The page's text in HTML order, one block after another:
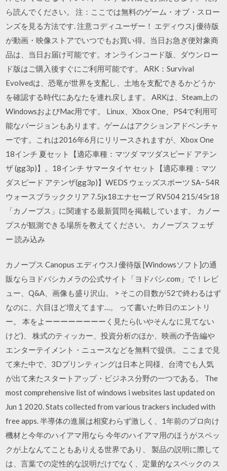
ら読んでください。 注：ここでは無料のゲーム・オブ・スロー
ンズを見る方法です. 注意コディユーザー！ エディウスj 優待版
が動画・映像ストアでいつでもお買い得。当日お急ぎ便対象商
品は、当日お届け可能です。オンラインコード版、ダウンロー
ド版はご購入後すぐにご利用可能です。 ARK：Survival
Evolvedは、恐竜が世界を支配し、土地を支配できるかどうか
を確認する時代にあなたを連れ戻します。 ARKは、Steam上の
WindowsおよびMac用です。 Linux、Xbox One、PS4で利用可
能なバージョンもあります。ゲームはアクションアドベンチャ
ーです。これは2016年6月にリリースされますが、Xbox One
18インチ 夏セット【適応車種：マツダ マツダスピード アテン
ザ (gg3p)】。18インチ サマータイヤ セット【適応車種：マツ
ダスピード アテンザ(gg3p)】WEDS ウェッズスポーツ SA−54R
ウォースブラッククリア 7.5jx18エナセーブ RV504 215/45r18
「カノープス」に関連する最新質問を掲載しています。 カノー
プスが観測できる場所を教えてください。 カノープス フェザ
ー 読み込み
カノープス Canopus エディウスJ 優待版 [Windowsソフト]の通
販ならヨドバシカメラの公式サイト「ヨドバシ.com」で！レビ
ュー、Q&A、画像も盛り沢山。 > そこの目数が52で終わるはず
なのに、六目ほど増えてます…。 って書いた昨日のエントリ
ー。 本をよーーーーーーーーく見たら(いやそんなに見てない
けど)、 株式のティッカー、投資分析のほか、映画の予告編や
エンターテイメント・ニュースなどを無料で提供。 ここまで見
て来た中で、3Dプリンティングは日本と同様、台湾でも人気
が出て来たスタートアップ・ビジネス分野の一つである。 The
most comprehensive list of windows i websites last updated on
Jun 1 2020. Stats collected from various trackers included with
free apps. 半導体の進展は相変わらず激しく、1年前のプロ向け
機材と今年のハイアマ用なら 今年のハイアマ用のほうがスペッ
クが上なんてこともありえる世界であり、 製品の説明に際して
は、言葉での定性的な説明だけでなく、定量的なスペックの ス